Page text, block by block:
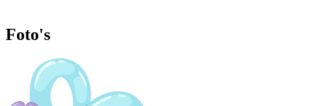
Foto's